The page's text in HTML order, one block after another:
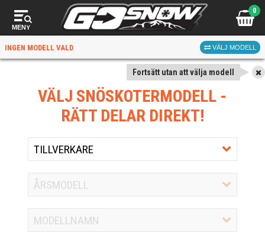
MENY
0
INGEN MODELL VALD VÄLJ MODELL
Fortsätt utan att välja modell
VÄLJ SNÖSKOTERMODELL -
RÄTT DELAR DIREKT!